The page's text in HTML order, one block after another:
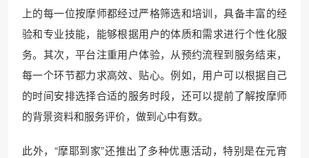
上的每一位按摩师都经过严格筛选和培训，具备丰富的经
验和专业技能，能够根据用户的体质和需求进行个性化服
务。其次，平台注重用户体验，从预约流程到服务结束，
每一个环节都力求高效、贴心。例如，用户可以根据自己
的时间安排选择合适的服务时段，还可以提前了解按摩师
的背景资料和服务评价，做到心中有数。
此外，“摩耶到家”还推出了多种优惠活动，特别是在元宵